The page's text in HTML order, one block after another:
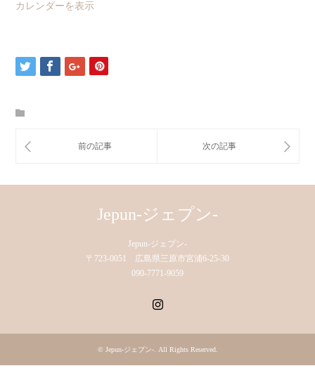
カレンダーを表示
Jepun-ジェプン-
Jepun-ジェプン-
〒723-0051 広島県三原市宮浦6-25-30
090-7771-9059
© Jepun-ジェプン-. All Rights Reserved.